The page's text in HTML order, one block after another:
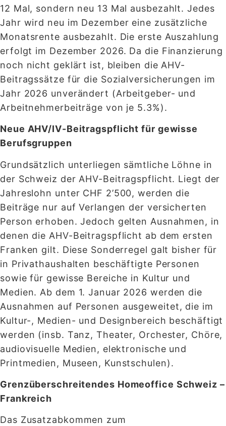
12 Mal, sondern neu 13 Mal ausbezahlt. Jedes
Jahr wird neu im Dezember eine zusätzliche
Monatsrente ausbezahlt. Die erste Auszahlung
erfolgt im Dezember 2026. Da die Finanzierung
noch nicht geklärt ist, bleiben die AHV-
Beitragssätze für die Sozialversicherungen im
Jahr 2026 unverändert (Arbeitgeber- und
Arbeitnehmerbeiträge von je 5.3%).
Neue AHV/IV-Beitragspflicht für gewisse
Berufsgruppen
Grundsätzlich unterliegen sämtliche Löhne in
der Schweiz der AHV-Beitragspflicht. Liegt der
Jahreslohn unter CHF 2’500, werden die
Beiträge nur auf Verlangen der versicherten
Person erhoben. Jedoch gelten Ausnahmen, in
denen die AHV-Beitragspflicht ab dem ersten
Franken gilt. Diese Sonderregel galt bisher für
in Privathaushalten beschäftigte Personen
sowie für gewisse Bereiche in Kultur und
Medien. Ab dem 1. Januar 2026 werden die
Ausnahmen auf Personen ausgeweitet, die im
Kultur-, Medien- und Designbereich beschäftigt
werden (insb. Tanz, Theater, Orchester, Chöre,
audiovisuelle Medien, elektronische und
Printmedien, Museen, Kunstschulen).
Grenzüberschreitendes Homeoffice Schweiz –
Frankreich
Das Zusatzabkommen zum